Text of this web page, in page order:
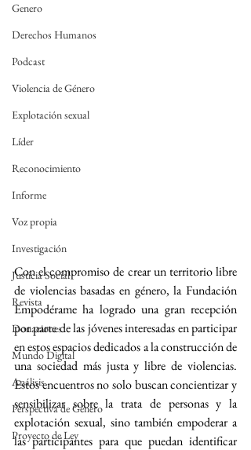
Genero
Derechos Humanos
Podcast
Violencia de Género
Explotación sexual
Líder
Reconocimiento
Informe
Voz propia
Investigación
Justicia Social
Revista
Donaciones
Mundo Digital
Análisis
Perspectiva de Género
Proyecto de Ley
Con el compromiso de crear un territorio libre
de violencias basadas en género, la Fundación
Empodérame ha logrado una gran recepción
por parte de las jóvenes interesadas en participar
en estos espacios dedicados a la construcción de
una sociedad más justa y libre de violencias.
Estos encuentros no solo buscan concientizar y
sensibilizar sobre la trata de personas y la
explotación sexual, sino también empoderar a
las participantes para que puedan identificar